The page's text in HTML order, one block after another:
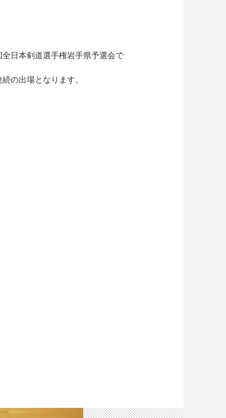
日本剣道選手権岩手県予選会で
の出場となります。